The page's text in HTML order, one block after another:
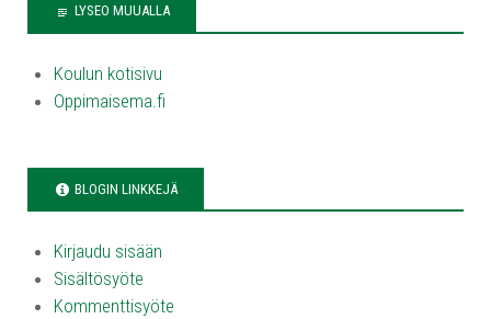
LYSEO MUUALLA
Koulun kotisivu
Oppimaisema.fi
BLOGIN LINKKEJÄ
Kirjaudu sisään
Sisältösyöte
Kommenttisyöte